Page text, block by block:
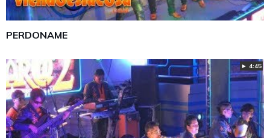
PERDONAME
► 4:45